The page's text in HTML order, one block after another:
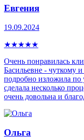
Евгения
19.09.2024
★★★★★
Очень понравилась
Басильевне - чуткому
подробно изложила по
сделала несколько
очень довольна и
Ольга